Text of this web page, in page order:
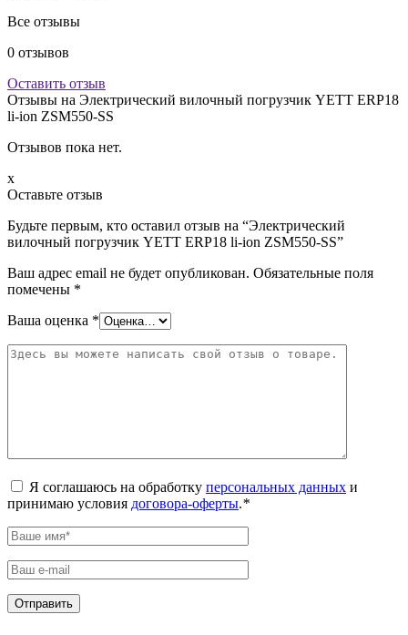
Все отзывы
0 отзывов
Оставить отзыв
Отзывы на Электрический вилочный погрузчик YETT ERP18
li-ion ZSM550-SS
Отзывов пока нет.
x
Оставьте отзыв
Будьте первым, кто оставил отзыв на “Электрический
вилочный погрузчик YETT ERP18 li-ion ZSM550-SS”
Ваш адрес email не будет опубликован. Обязательные поля
помечены *
Ваша оценка *
Я соглашаюсь на обработку персональных данных и
принимаю условия договора-оферты.*